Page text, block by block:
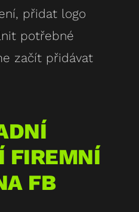
přidat logo
potřebné
začít přidávat
FIREMNÍ
FB